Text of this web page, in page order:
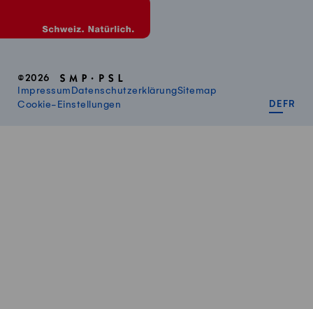
©2026
Impressum DatenschutzerklärungSitemap
Cookie-Einstellungen
DE FR